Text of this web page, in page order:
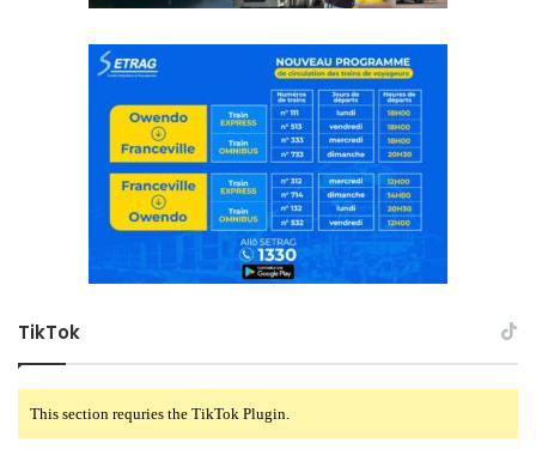
TikTok
This section requries the TikTok Plugin.